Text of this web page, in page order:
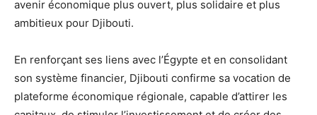
avenir économique plus ouvert, plus solidaire et plus
ambitieux pour Djibouti.
En renforçant ses liens avec l’Égypte et en consolidant
son système financier, Djibouti confirme sa vocation de
plateforme économique régionale, capable d’attirer les